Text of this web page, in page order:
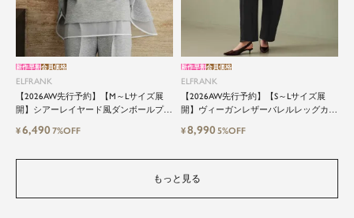
もっと見る
ELFRANK
【2026AW先行予約】【M～Lサイズ展
開】シアーレイヤード風ダンボールプル
新作早割会員価格
¥6,4907%OFF
ELFRANK
【2026AW先行予約】【S～Lサイズ展
開】ヴィーガンレザーバレルレッグカー
新作早割会員価格
¥8,9905%OFF